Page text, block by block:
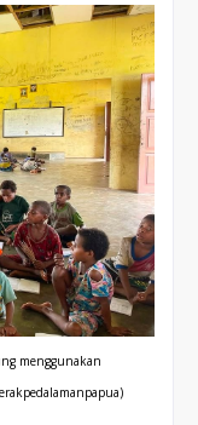
menggunakan